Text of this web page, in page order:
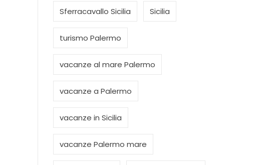
Sferracavallo Sicilia Sicilia
turismo Palermo
vacanze al mare Palermo
vacanze a Palermo
vacanze in Sicilia
vacanze Palermo mare